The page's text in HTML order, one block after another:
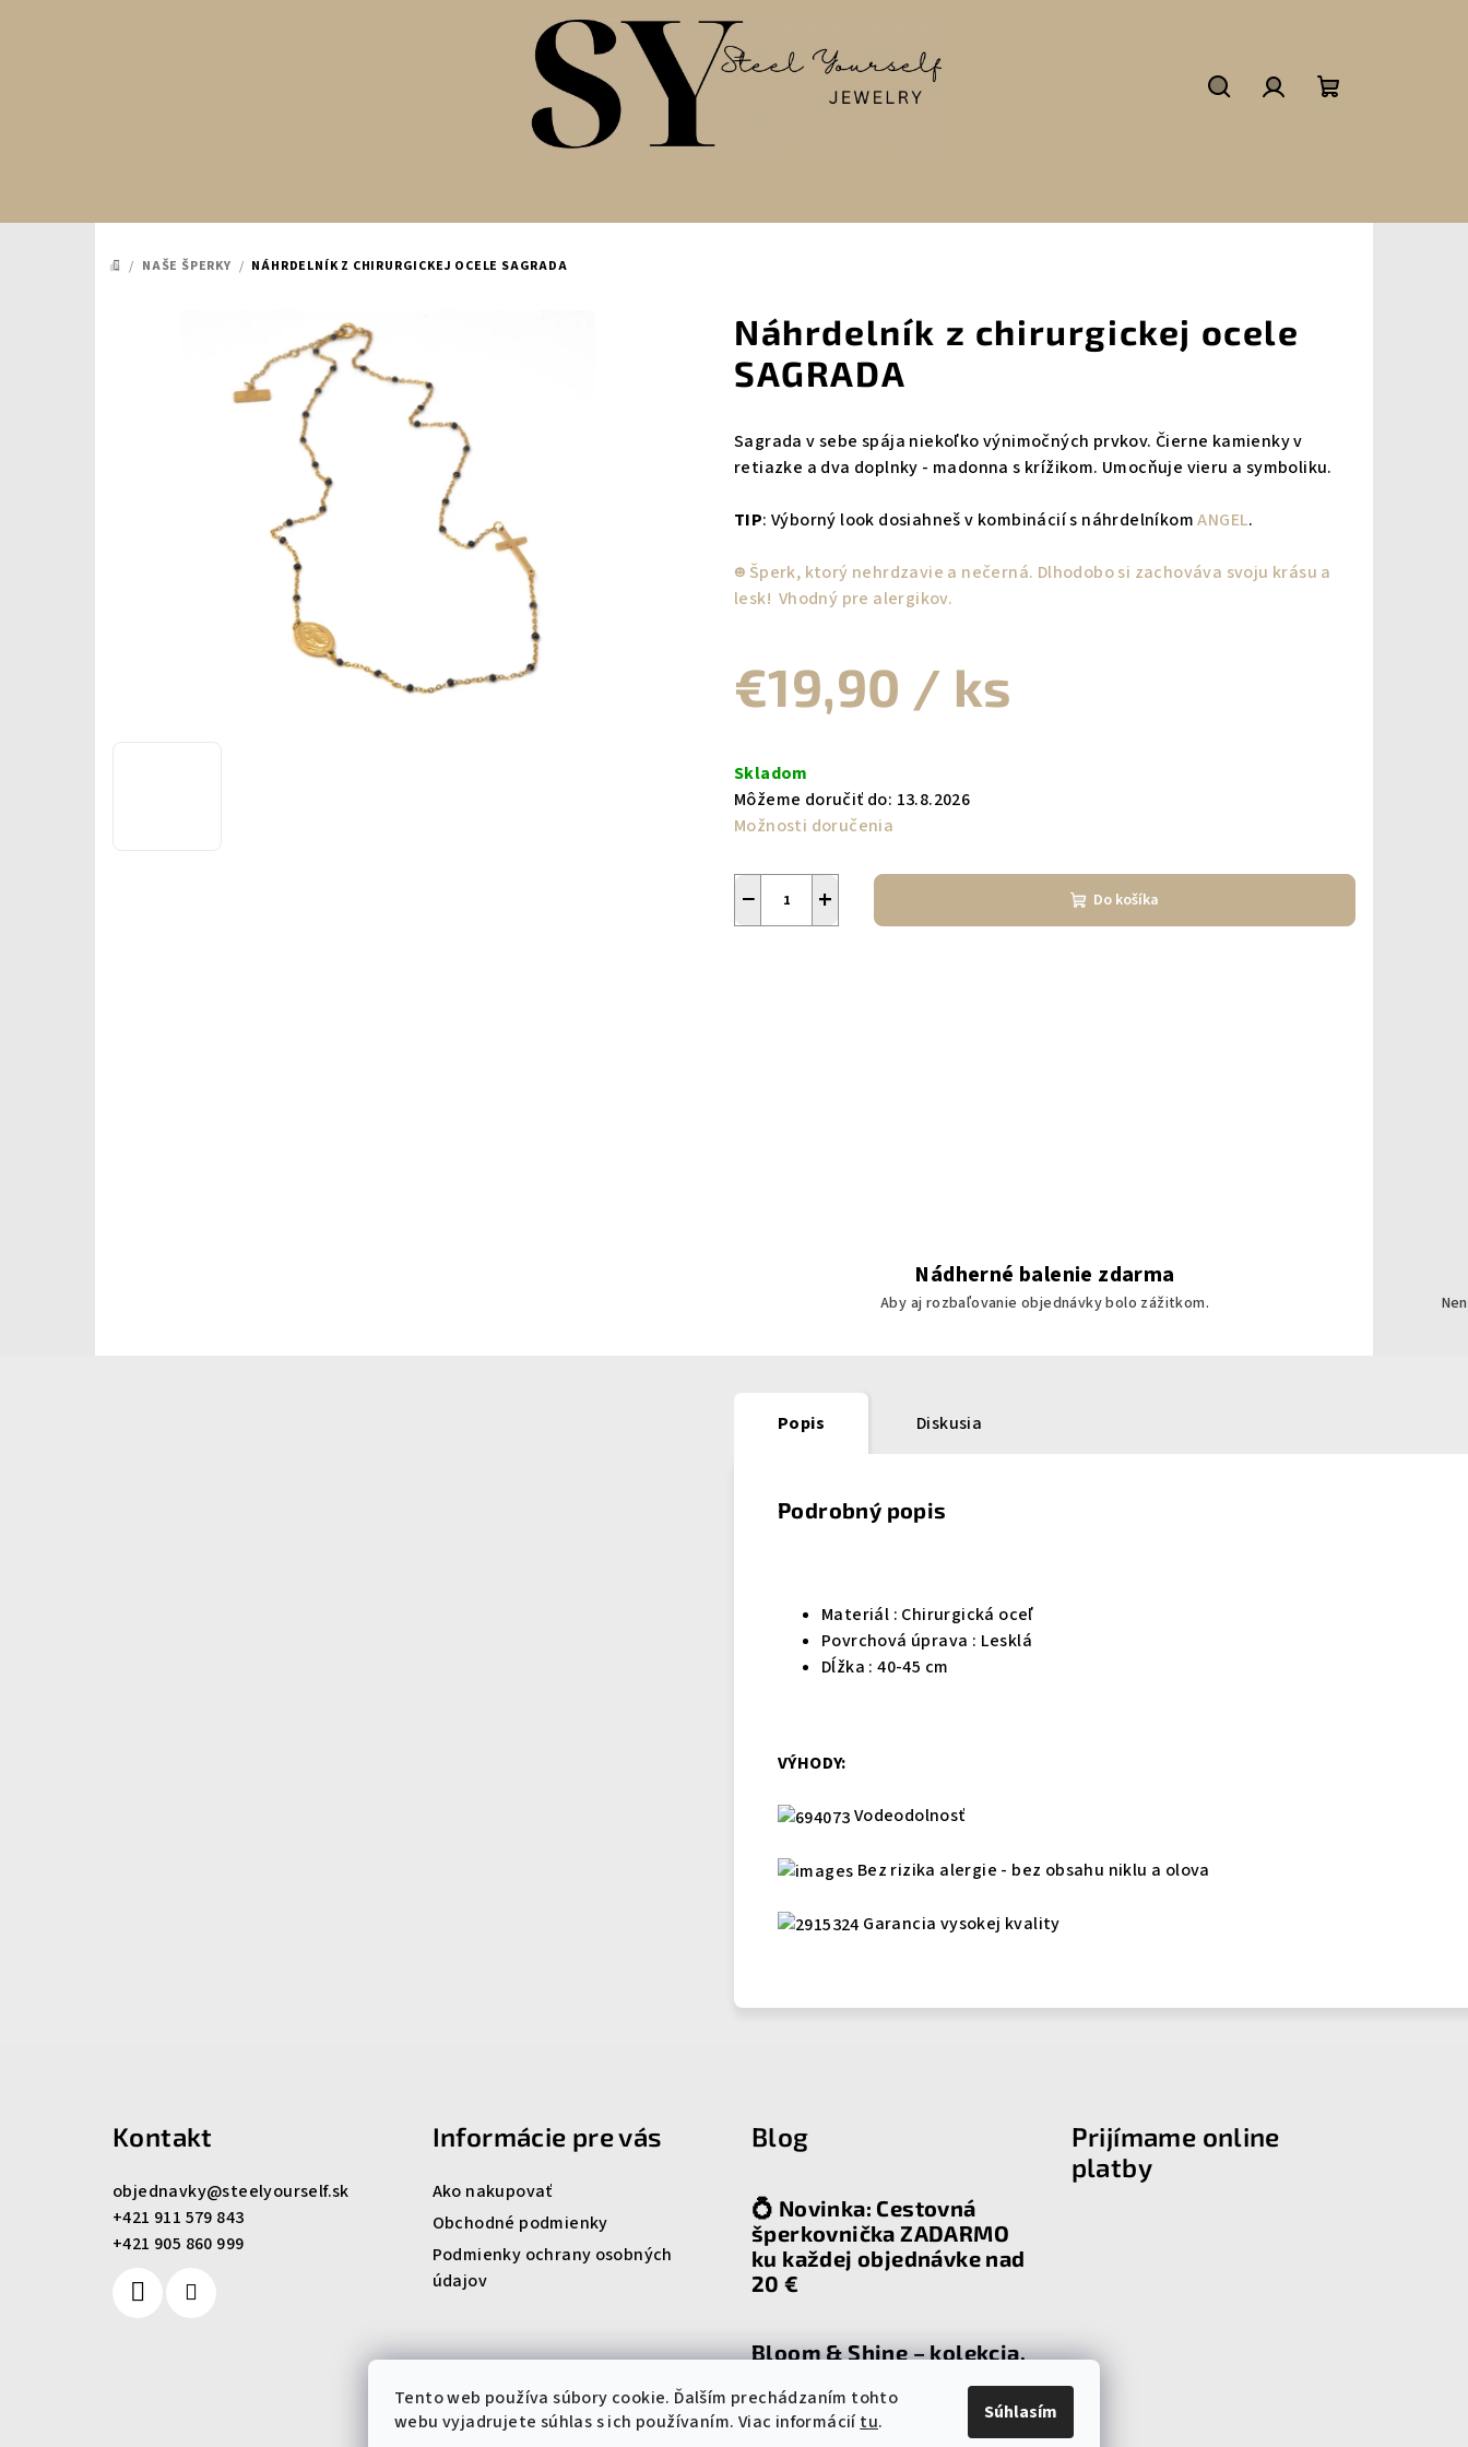
Tento web používa súbory cookie. Ďalším prechádzaním tohto
webu vyjadrujete súhlas s ich používaním. Viac informáciítu. Súhlasím
DOMOV
/ NAŠE ŠPERKY / NÁHRDELNÍK Z CHIRURGICKEJ OCELE SAGRADA
Náhrdelník z chirurgickej ocele
SAGRADA
Sagrada v sebe spája niekoľko výnimočných prvkov. Čierne kamienky v
retiazke a dva doplnky - madonna s krížikom. Umocňuje vieru a symboliku.
TIP: Výborný look dosiahneš v kombinácií s náhrdelníkomANGEL.
☻︎ Šperk, ktorý nehrdzavie a nečerná. Dlhodobo si zachováva svoju krásu a
lesk! Vhodný pre alergikov.
€19,90 / ks
cena:
Skladom
Môžeme doručiť do: 13.8.2026
Možnosti doručenia
+
− Do košíka
Nádherné balenie zdarma
Aby aj rozbaľovanie objednávky bolo zážitkom.
Popis Diskusia
Podrobný popis
Materiál : Chirurgická oceľ
Povrchová úprava : Lesklá
Dĺžka : 40-45 cm
VÝHODY:
Vodeodolnosť
Bez rizika alergie - bez obsahu niklu a olova
Garancia vysokej kvality
Kontakt
objednavky@steelyourself.sk
+421 911 579 843
+421 905 860 999
Informácie pre vás
Ako nakupovať
Obchodné podmienky
Podmienky ochrany osobných
údajov
Blog
💍 Novinka: Cestovná
šperkovnička ZADARMO
ku každej objednávke nad
20 €
Bloom & Shine – kolekcia,
tebou
Prijímame online
platby